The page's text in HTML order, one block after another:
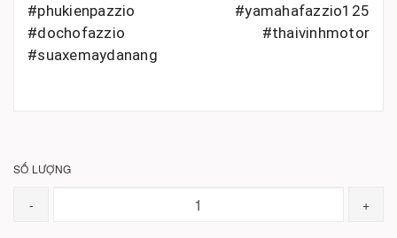
#phukienpazzio #yamahafazzio125
#dochofazzio #thaivinhmotor
#suaxemaydanang
SỐ LƯỢNG
- +